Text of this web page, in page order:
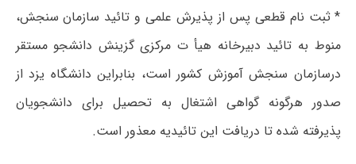
* ثبت نام قطعی پس از پذیرش علمی و تائید سازمان سنجش،
منوط به تائید دبیرخانه هیأ ت مرکزی گزینش دانشجو مستقر
درسازمان سنجش آموزش کشور است، بنابراین دانشگاه یزد از
صدور هرگونه گواهی اشتغال به تحصیل برای دانشجویان
پذیرفته شده تا دریافت این تائیدیه معذور است.